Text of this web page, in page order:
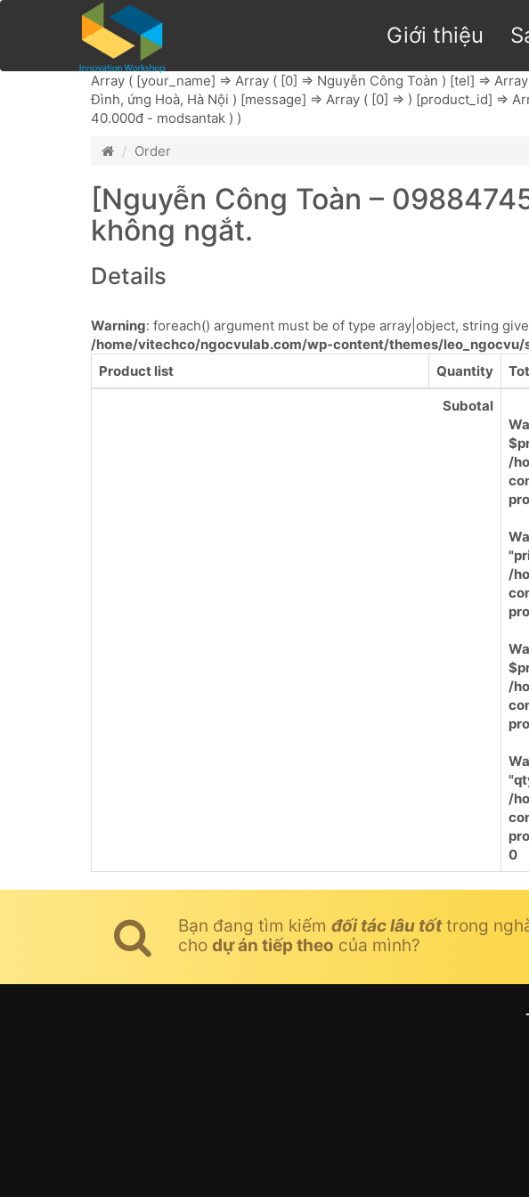
Giới thiệu
Array ( [your_name] => Array ( [0] => Nguyễn Công Toàn ) [tel] =>
Đình, ứng Hoà, Hà Nội ) [message] => Array ( [0] => ) [product_id] =>
40.000đ - modsantak ) )
Order
[Nguyễn Công Toàn –
không ngắt.
Details
Warning: foreach() argument must be of type array|object, string
/home/vitechco/ngocvulab.com/wp-content/themes/leo_ngocvu/
Product list
Quantity
Subotal
/
/
/
/
0
Bạn đang tìm kiếm đối tác lâu tốttrong
cho dự án tiếp theo của mình?